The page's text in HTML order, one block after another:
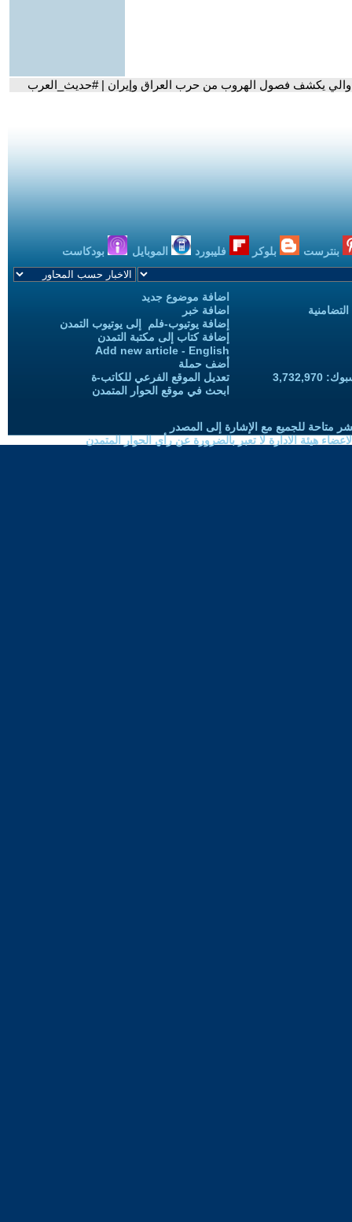
والي يكشف فصول الهروب من حرب العراق وإيران | #حديث_العرب
بنترست بلوكر فليبورد الموبايل بودكاست
اضافة موضوع جديد
اضافة خبر
إضافة يوتيوب-فلم إلى يوتيوب التمدن
إضافة كتاب إلى مكتبة التمدن
Add new article - English
أضف حملة
تعديل الموقع الفرعي للكاتب-ة
ابحث في موقع الحوار المتمدن
متاحة للجميع مع الإشارة إلى المصدر
هيئة الادارة لا تعبر بالضرورة عن رأي الحوار المتمدن